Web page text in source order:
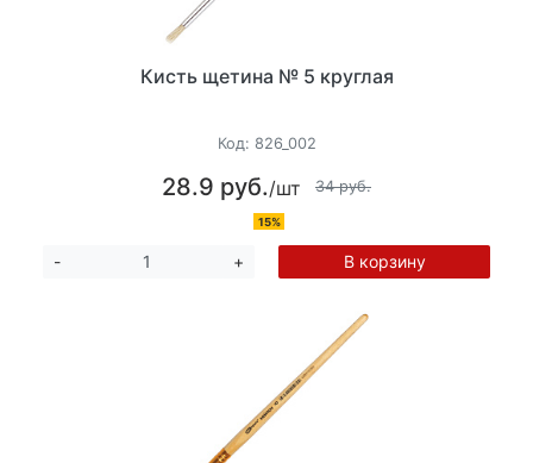
Кисть щетина № 5 круглая
Код: 826_002
28.9 руб./шт 34 руб.
15%
- + В корзину